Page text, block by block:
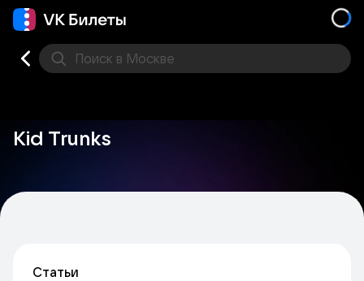
Поиск в Москве
Kid Trunks
Статьи